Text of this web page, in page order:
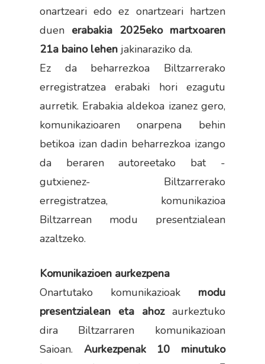
onartzeari edo ez onartzeari hartzen
duen erabakia 2025eko martxoaren
21a baino lehenjakinaraziko da.
Ez da beharrezkoa Biltzarrerako
erregistratzea erabaki hori ezagutu
aurretik. Erabakia aldekoa izanez gero,
komunikazioaren onarpena behin
betikoa izan dadin beharrezkoa izango
da beraren autoreetako bat -
gutxienez- Biltzarrerako
erregistratzea, komunikazioa
Biltzarrean modu presentzialean
azaltzeko.
Komunikazioen aurkezpena
Onartutako komunikazioak modu
presentzialean eta ahozaurkeztuko
dira Biltzarraren komunikazioan
Saioan. Aurkezpenak 10 minutuko